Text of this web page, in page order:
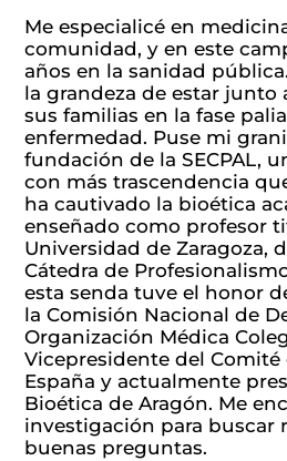
Me especialicé en
comunidad, y en este
años en la sanidad
la grandeza de estar junto
sus familias en la fase
enfermedad. Puse mi
fundación de la SECPAL,
con más trascendencia
ha cautivado la bioética
enseñado como profesor
Universidad de Zaragoza,
Cátedra de
esta senda tuve el honor
la Comisión Nacional de
Organización Médica
Vicepresidente del Comité
España y actualmente
Bioética de Aragón. Me
investigación para buscar
buenas preguntas.